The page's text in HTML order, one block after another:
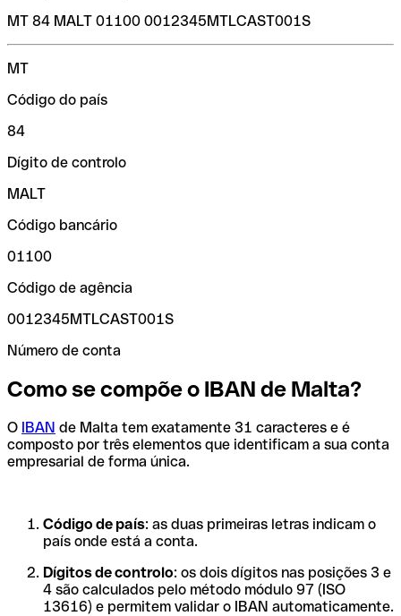
MT 84 MALT 01100 0012345MTLCAST001S
MT
Código do país
84
Dígito de controlo
MALT
Código bancário
01100
Código de agência
0012345MTLCAST001S
Número de conta
Como se compõe o IBAN de Malta?
O IBAN de Malta tem exatamente 31 caracteres e é
composto por três elementos que identificam a sua conta
empresarial de forma única.
Código de país: as duas primeiras letras indicam o
país onde está a conta.
Dígitos de controlo: os dois dígitos nas posições 3 e
4 são calculados pelo método módulo 97 (ISO
13616) e permitem validar o IBAN automaticamente.